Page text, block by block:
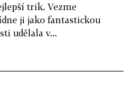
trik. Vezme
ji jako fantastickou
udělala v...